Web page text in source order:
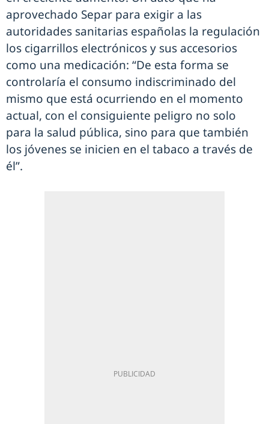
aprovechado Separ para exigir a las
autoridades sanitarias españolas la regulación
los cigarrillos electrónicos y sus accesorios
como una medicación: “De esta forma se
controlaría el consumo indiscriminado del
mismo que está ocurriendo en el momento
actual, con el consiguiente peligro no solo
para la salud pública, sino para que también
los jóvenes se inicien en el tabaco a través de
él”.